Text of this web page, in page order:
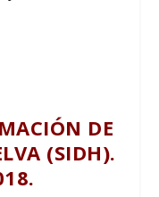
DE
(SIDH).